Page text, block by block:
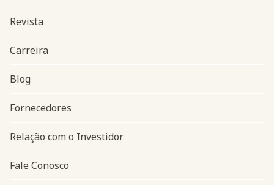
Navegação do rodapé
Revista
Carreira
Blog
Fornecedores
Relação com o Investidor
Fale Conosco